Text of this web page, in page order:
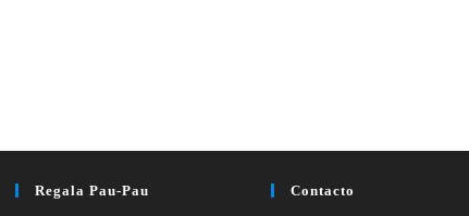
Regala Pau-Pau Contacto